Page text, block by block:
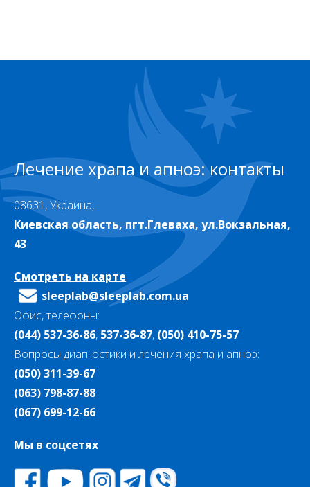
Лечение храпа и апноэ: контакты
08631, Украина,
Киевская область, пгт.Глеваха, ул.Вокзальная,
43
Смотреть на карте
sleeplab@sleeplab.com.ua
Офис, телефоны:
(044) 537-36-86, 537-36-87, (050) 410-75-57
Вопросы диагностики и лечения храпа и апноэ:
(050) 311-39-67
(063) 798-87-88
(067) 699-12-66
Мы в соцсетях